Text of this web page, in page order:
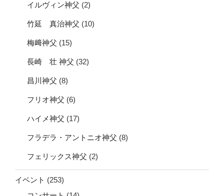
イルヴィン神父 (2)
竹延 真治神父 (10)
梅﨑神父 (15)
長崎 壮 神父 (32)
昌川神父 (8)
フリオ神父 (6)
ハイメ神父 (17)
フラデラ・アントニオ神父 (8)
フェリックス神父 (2)
イベント (253)